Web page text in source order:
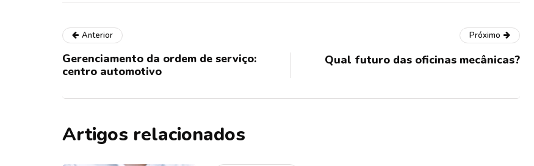
Anterior
Gerenciamento da ordem de serviço:
centro automotivo
Próximo
Qual futuro das oficinas mecânicas?
Artigos relacionados